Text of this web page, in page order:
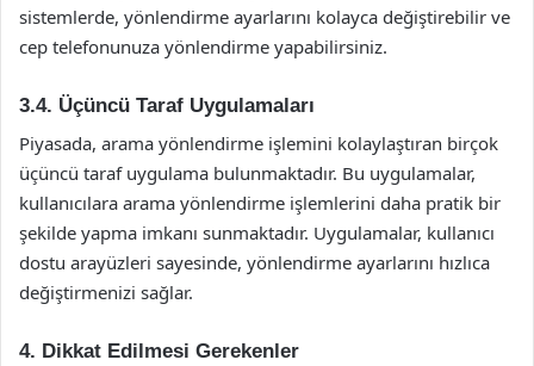
sistemlerde, yönlendirme ayarlarını kolayca değiştirebilir ve
cep telefonunuza yönlendirme yapabilirsiniz.
3.4. Üçüncü Taraf Uygulamaları
Piyasada, arama yönlendirme işlemini kolaylaştıran birçok
üçüncü taraf uygulama bulunmaktadır. Bu uygulamalar,
kullanıcılara arama yönlendirme işlemlerini daha pratik bir
şekilde yapma imkanı sunmaktadır. Uygulamalar, kullanıcı
dostu arayüzleri sayesinde, yönlendirme ayarlarını hızlıca
değiştirmenizi sağlar.
4. Dikkat Edilmesi Gerekenler